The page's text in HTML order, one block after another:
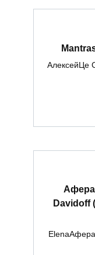
АлексейЦе
Афера
Davidoff